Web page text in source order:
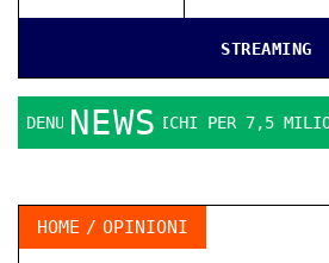
STREAMING
NEWS
PER 7,5 MILIONI LA
HOME OPINIONI